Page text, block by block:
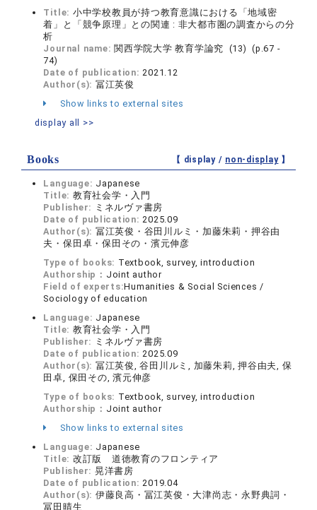
Title: 小中学校教員が持つ教育意識における「地域密
着」と「競争原理」との関連 : 非大都市圏の調査からの分
析
Journal name: 関西学院大学 教育学論究 (13) (p.67 -
74)
Date of publication:2021.12
Author(s): 冨江英俊
Show links to external sites
display all >>
Books 【 display / non-display】
Language: Japanese
Title: 教育社会学・入門
Publisher: ミネルヴァ書房
Date of publication:2025.09
Author(s): 冨江英俊・谷田川ルミ・加藤朱莉・押谷由
夫・保田卓・保田その・濱元伸彦
Type of books: Textbook, survey, introduction
Authorship： Joint author
Field of experts:Humanities & Social Sciences /
Sociology of education
Language: Japanese
Title: 教育社会学・入門
Publisher: ミネルヴァ書房
Date of publication:2025.09
Author(s): 冨江英俊, 谷田川ルミ, 加藤朱莉, 押谷由夫, 保
田卓, 保田その, 濱元伸彦
Type of books: Textbook, survey, introduction
Authorship： Joint author
Show links to external sites
Language: Japanese
Title: 改訂版 道徳教育のフロンティア
Publisher: 晃洋書房
Date of publication:2019.04
Author(s): 伊藤良高・冨江英俊・大津尚志・永野典詞・
冨田晴生